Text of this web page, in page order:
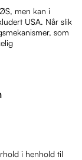
men kan i
USA. Når slik
som
i henhold til